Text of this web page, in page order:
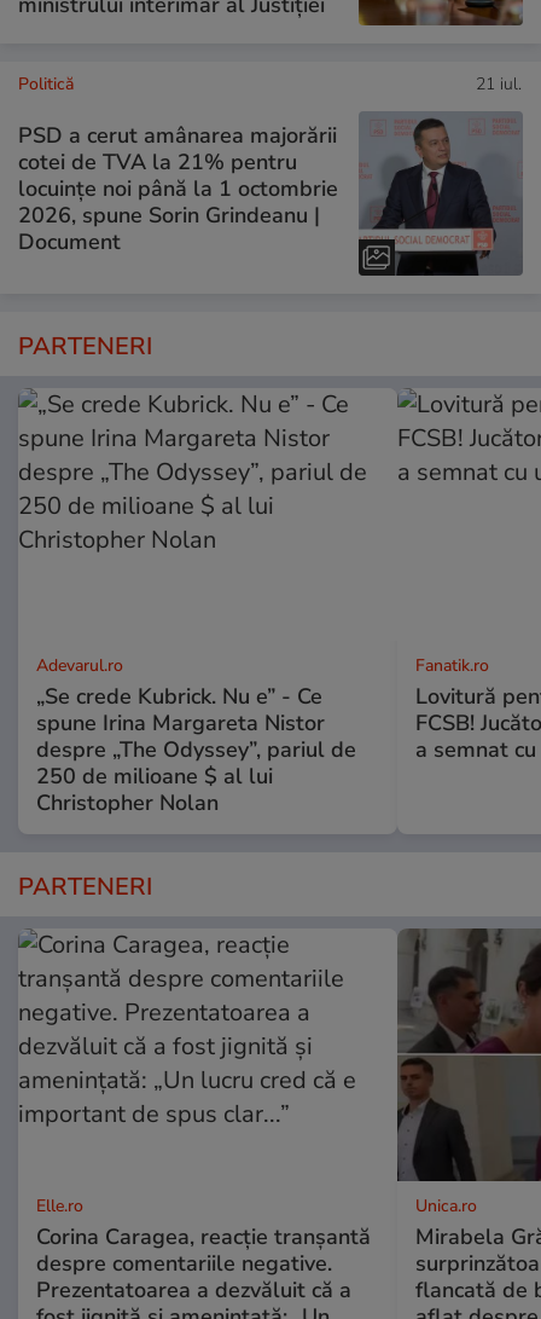
Politică 21 iul.
PSD a cerut amânarea majorării
cotei de TVA la 21% pentru
locuințe noi până la 1 octombrie
2026, spune Sorin Grindeanu |
Document
PARTENERI
Adevarul.ro
„Se crede Kubrick. Nu e” - Ce
spune Irina Margareta Nistor
despre „The Odyssey”, pariul de
250 de milioane $ al lui
Christopher Nolan
Fanatik.ro
Lovitură
FCSB!
a semnat
PARTENERI
Elle.ro
Corina Caragea, reacție tranșantă
despre comentariile negative.
Prezentatoarea a dezvăluit că a
Unica.ro
Mirabela
flancată de